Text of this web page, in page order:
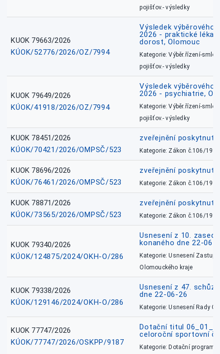
pojišťov.- výsledky
KUOK 79663/2026
KÚOK/52776/2026/OZ/7994
Výsledek výběrového
2026 - praktické
dorost, Olomouc
Kategorie: Výběr.řízení-
pojišťov.- výsledky
KUOK 79649/2026
KÚOK/41918/2026/OZ/7994
Výsledek výběrového
2026 - psychiatrie,
Kategorie: Výběr.řízení-
pojišťov.- výsledky
KUOK 78451/2026
KÚOK/70421/2026/OMPSČ/523
zveřejnění
Kategorie: Zákon č.106/1999
KUOK 78696/2026
KÚOK/76461/2026/OMPSČ/523
zveřejnění
Kategorie: Zákon č.106/1999
KUOK 78871/2026
KÚOK/73565/2026/OMPSČ/523
zveřejnění
Kategorie: Zákon č.106/1999
KUOK 79340/2026
KÚOK/124875/2024/OKH-O/286
Usnesení z 10.
konaného dne 22-06-
Kategorie: Usnesení
Olomouckého kraje
KUOK 79338/2026
KÚOK/129146/2024/OKH-O/286
Usnesení z 47.
dne 22-06-26
Kategorie: Usnesení Rady
KUOK 77747/2026
KÚOK/77747/2026/OSKPP/9187
Dotační titul
celoroční sportovní
Kategorie: Dotační